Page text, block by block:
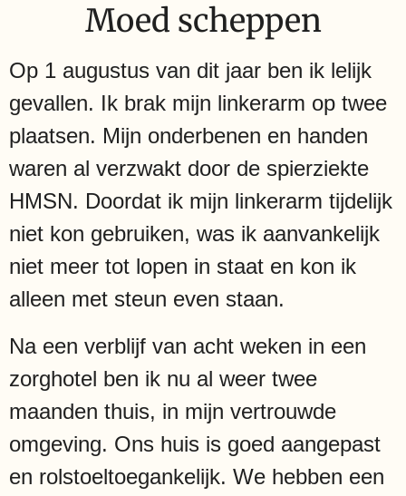
Moed scheppen
Op 1 augustus van dit jaar ben ik lelijk
gevallen. Ik brak mijn linkerarm op twee
plaatsen. Mijn onderbenen en handen
waren al verzwakt door de spierziekte
HMSN. Doordat ik mijn linkerarm tijdelijk
niet kon gebruiken, was ik aanvankelijk
niet meer tot lopen in staat en kon ik
alleen met steun even staan.
Na een verblijf van acht weken in een
zorghotel ben ik nu al weer twee
maanden thuis, in mijn vertrouwde
omgeving. Ons huis is goed aangepast
en rolstoeltoegankelijk. We hebben een